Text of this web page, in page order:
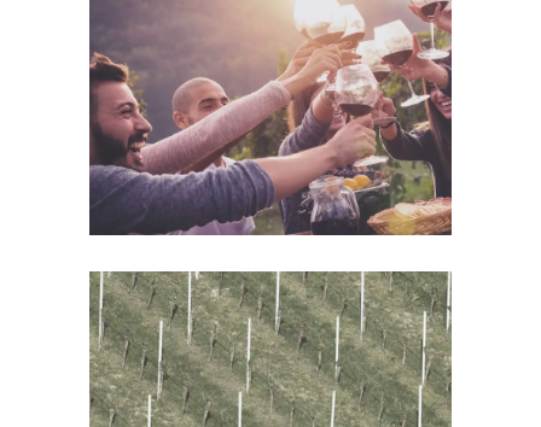
Desert Wine
Details
Wine Shop
Details